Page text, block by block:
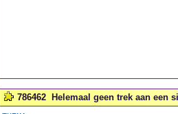
786462 Helemaal geen trek aan een